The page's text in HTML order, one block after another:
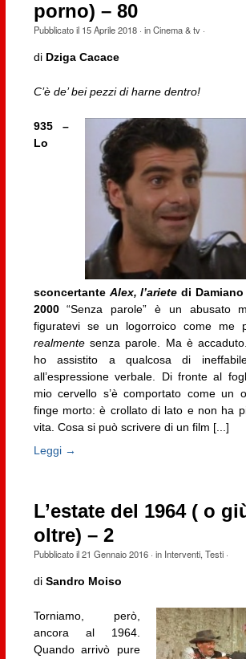
porno) – 80
Pubblicato il 15 Aprile 2018· inCinema & tv·
di Dziga Cacace
C’è de’ bei pezzi di harne dentro!
935 –
Lo
sconcertante Alex, l’ariete di
2000“Senza parole” è un abusato
figuratevi se un logorroico come me
realmentesenza parole. Ma è
ho assistito a qualcosa di
all’espressione verbale. Di fronte al
mio cervello s’è comportato come un
finge morto: è crollato di lato e non ha
vita. Cosa si può scrivere di un film [...]
Leggi →
L’estate del 1964 ( o
oltre) – 2
Pubblicato il21 Gennaio 2016· in Interventi,Testi·
di Sandro Moiso
Torniamo, però,
ancora al 1964.
Quando arrivò pure